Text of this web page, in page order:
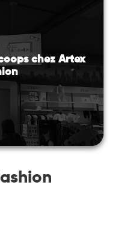
chez Artex